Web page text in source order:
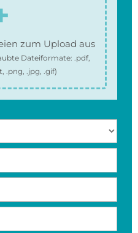
zum Upload aus
Dateiformate: .pdf,
.png, .jpg, .gif)